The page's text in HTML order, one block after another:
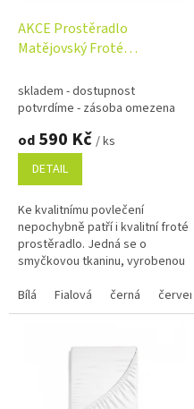
AKCE Prostěradlo
Matějovský Froté
výběru
skladem - dostupnost
potvrdíme - zásoba omezena
od 590 Kč / ks
DETAIL
Ke kvalitnímu povlečení
nepochybně patří i kvalitní froté
prostěradlo. Jedná se o
smyčkovou tkaninu, vyrobenou
polyesteru. Froté napínací...
Bílá Fialová černá červená